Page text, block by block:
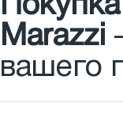
Marazzi
вашего